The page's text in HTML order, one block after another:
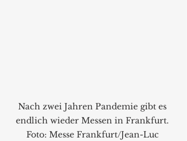
Nach zwei Jahren Pandemie gibt es
endlich wieder Messen in Frankfurt.
Foto: Messe Frankfurt/Jean-Luc